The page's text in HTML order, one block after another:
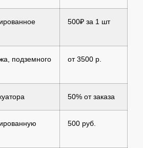
500₽ за 1 шт
подземного
от 3500 р.
50% от заказа
500 руб.